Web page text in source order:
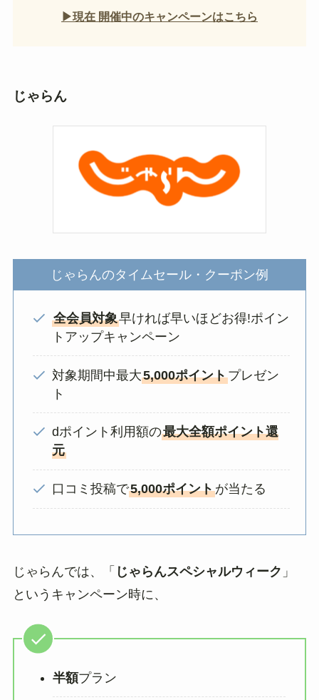
▶現在 開催中のキャンペーンはこちら
じゃらん
じゃらんのタイムセール・クーポン例
全会員対象早ければ早いほどお得!ポイン
トアップキャンペーン
対象期間中最大5,000ポイントプレゼン
ト
dポイント利用額の最大全額ポイント還
元
口コミ投稿で5,000ポイントが当たる
じゃらんでは、「 じゃらんスペシャルウィーク 」
というキャンペーン時に、
半額プラン